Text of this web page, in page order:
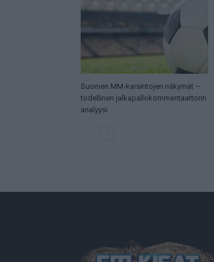
Suomen MM-karsintojen näkymät –
todellinen jalkapallokommentaattorin
analyysi